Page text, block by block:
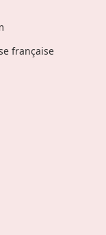
française